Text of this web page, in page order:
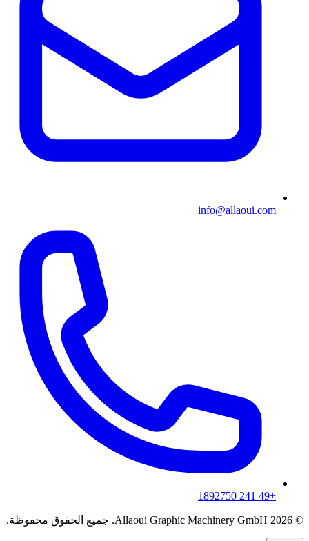
info@allaoui.com
+49 241 1892750
© 2026 Allaoui Graphic Machinery GmbH. جميع الحقوق محفوظة.